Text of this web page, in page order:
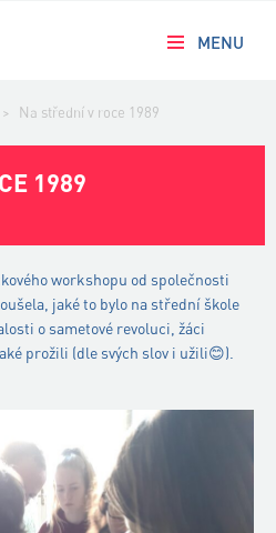
MENU
> Na střední v roce 1989
1989
workshopu od společnosti
jaké to bylo na střední škole
o sametové revoluci, žáci
prožili (dle svých slov i užili😊).